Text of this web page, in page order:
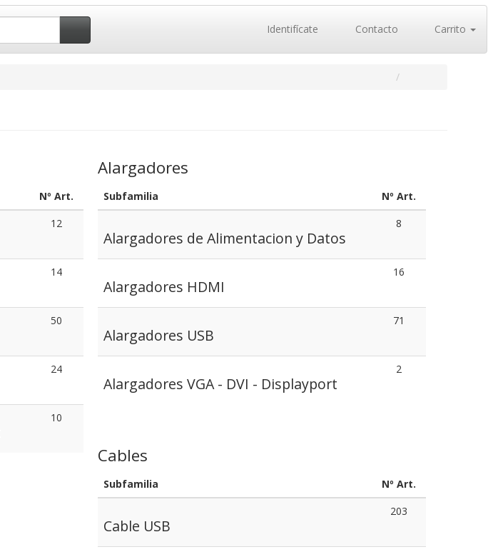
Identifícate Contacto Carrito
Nº Art.
12
14
50
24
10
Alargadores
Subfamilia Nº Art.
Alargadores de Alimentacion y Datos
8
Alargadores HDMI
16
Alargadores USB
71
Alargadores VGA - DVI - Displayport
2
Cables
Subfamilia Nº Art.
Cable USB
203